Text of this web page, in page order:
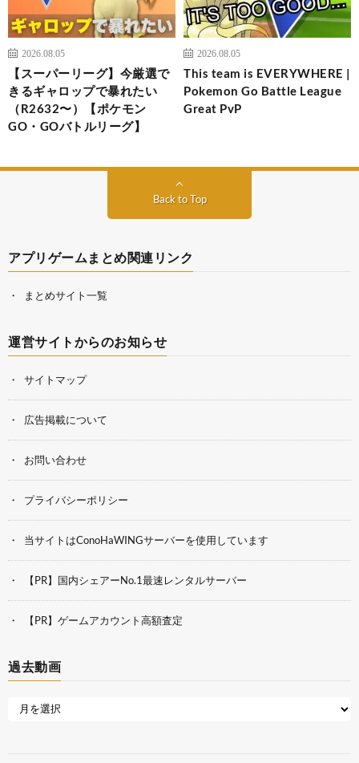
2026.08.05
【スーパーリーグ】今厳選で
きるギャロップで暴れたい
（R2632〜）【ポケモン
GO・GOバトルリーグ】
2026.08.05
This team is EVERYWHERE |
Pokemon Go Battle League
Great PvP
Back to Top
アプリゲームまとめ関連リンク
まとめサイト一覧
運営サイトからのお知らせ
サイトマップ
広告掲載について
お問い合わせ
プライバシーポリシー
当サイトはConoHaWINGサーバーを使用しています
【PR】国内シェアーNo.1最速レンタルサーバー
【PR】ゲームアカウント高額査定
過去動画